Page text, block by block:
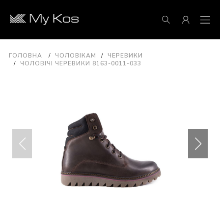
ГОЛОВНА ЧОЛОВІКАМ
ЧЕРЕВИКИ
ЧОЛОВІЧІ ЧЕРЕВИКИ 8163-0011-033